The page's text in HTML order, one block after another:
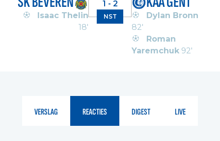
Isaac Thelin
18'
1 - 2
NST
Dylan Bronn
82'
Roman
Yaremchuk 92'
VERSLAG REACTIES DIGEST LIVE